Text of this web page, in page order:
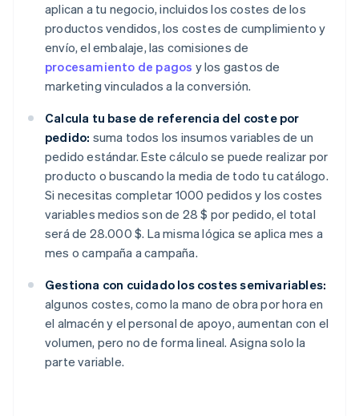
aplican a tu negocio, incluidos los costes de los
productos vendidos, los costes de cumplimiento y
envío, el embalaje, las comisiones de
procesamiento de pagos y los gastos de
marketing vinculados a la conversión.
Calcula tu base de referencia del coste por
pedido: suma todos los insumos variables de un
pedido estándar. Este cálculo se puede realizar por
producto o buscando la media de todo tu catálogo.
Si necesitas completar 1000 pedidos y los costes
variables medios son de 28 $ por pedido, el total
será de 28.000 $. La misma lógica se aplica mes a
mes o campaña a campaña.
Gestiona con cuidado los costes semivariables:
algunos costes, como la mano de obra por hora en
el almacén y el personal de apoyo, aumentan con el
volumen, pero no de forma lineal. Asigna solo la
parte variable.